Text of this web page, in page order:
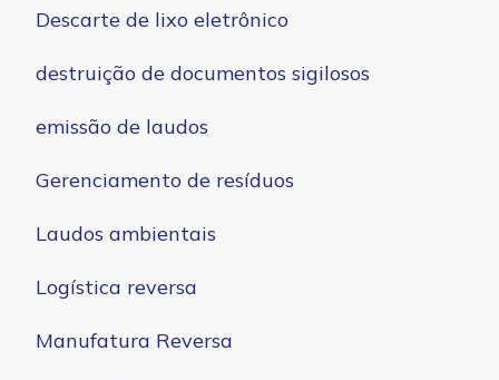
Descarte de lixo eletrônico
destruição de documentos sigilosos
emissão de laudos
Gerenciamento de resíduos
Laudos ambientais
Logística reversa
Manufatura Reversa